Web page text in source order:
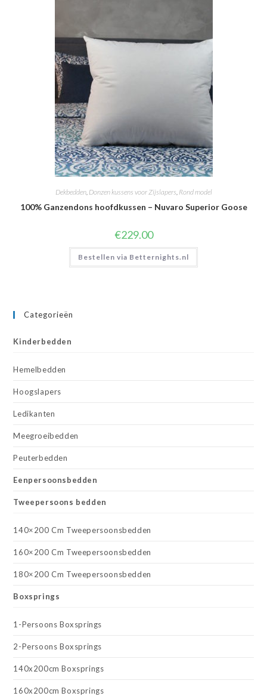
Dekbedden, Donzen kussens voor Zijslapers, Rond model
100% Ganzendons hoofdkussen – Nuvaro Superior Goose
€229.00
Bestellen via Betternights.nl
Categorieën
Kinderbedden
Hemelbedden
Hoogslapers
Ledikanten
Meegroeibedden
Peuterbedden
Eenpersoonsbedden
Tweepersoons bedden
140×200 Cm Tweepersoonsbedden
160×200 Cm Tweepersoonsbedden
180×200 Cm Tweepersoonsbedden
Boxsprings
1-Persoons Boxsprings
2-Persoons Boxsprings
140x200cm Boxsprings
160x200cm Boxsprings